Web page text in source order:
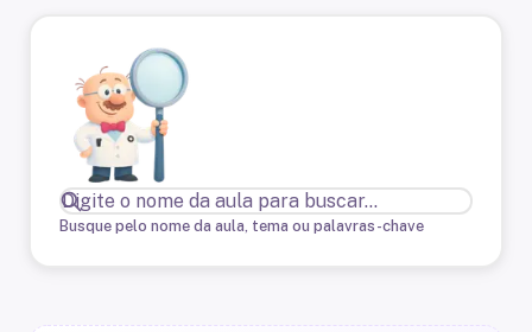
Busque pelo nome da aula, tema ou palavras-chave